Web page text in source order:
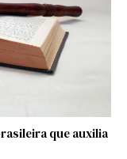
que auxilia